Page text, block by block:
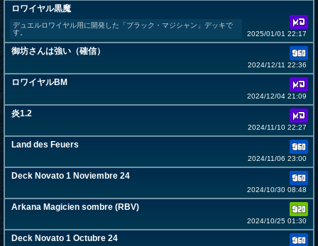
ロワイヤル黒魔
デュエルロワイヤル用に開発した「ブラック・マジシャン」デッキで
す。
2025/01/01 22:17
御坊さんは強い（確信）
2024/12/11 22:36
ロワイヤルBM
2024/12/04 21:09
炎1.2
2024/11/10 22:27
Land des Feuers
2024/11/06 23:00
Deck Novato 1 Noviembre 24
2024/10/30 08:48
Arkana Magicien sombre (RBV)
2024/10/25 01:30
Deck Novato 1 Octubre 24